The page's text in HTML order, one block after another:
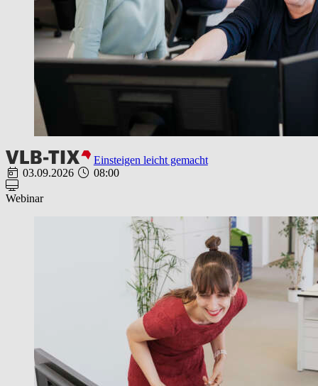
Einsteigen leicht gemacht
03.09.2026
08:00
Webinar